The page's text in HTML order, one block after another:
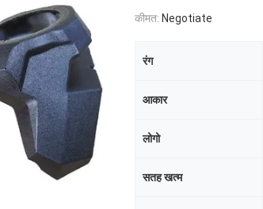
कीमत: Negotiate
रंग
आकार
लोगो
सतह खत्म